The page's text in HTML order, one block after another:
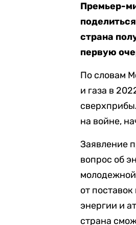
Премьер-
страна
первую
По словам
и газа в
на войне,
Заявление
вопрос об
от
энергии и
страна